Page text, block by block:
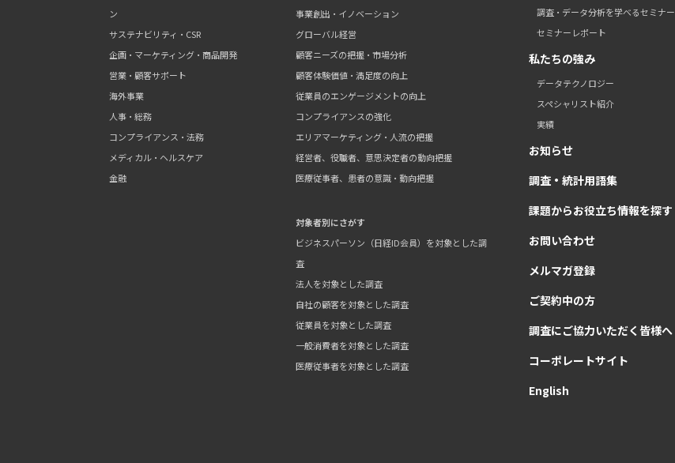
ン
サステナビリティ・CSR
企画・マーケティング・商品開発
営業・顧客サポート
海外事業
人事・総務
コンプライアンス・法務
メディカル・ヘルスケア
金融
事業創出・イノベーション
グローバル経営
顧客ニーズの把握・市場分析
顧客体験価値・満足度の向上
従業員のエンゲージメントの向上
コンプライアンスの強化
エリアマーケティング・人流の把握
経営者、役職者、意思決定者の動向把握
医療従事者、患者の意識・動向把握
対象者別にさがす
ビジネスパーソン（日経ID会員）を対象とした調
査
法人を対象とした調査
自社の顧客を対象とした調査
従業員を対象とした調査
一般消費者を対象とした調査
医療従事者を対象とした調査
調査・データ分析を学べるセミナー
セミナーレポート
私たちの強み
データテクノロジー
スペシャリスト紹介
実績
お知らせ
調査・統計用語集
課題からお役立ち情報を探す
お問い合わせ
メルマガ登録
ご契約中の方
調査にご協力いただく皆様へ
コーポレートサイト
English